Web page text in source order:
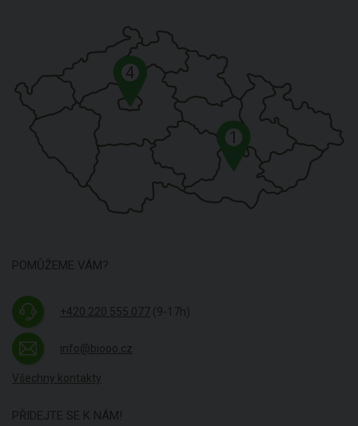
1
4
POMŮŽEME VÁM?
+420 220 555 077 (9-17h)
info@biooo.cz
Všechny kontakty
PŘIDEJTE SE K NÁM!